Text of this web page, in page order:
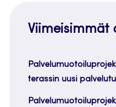
Viimeisimmät
terassin uusi